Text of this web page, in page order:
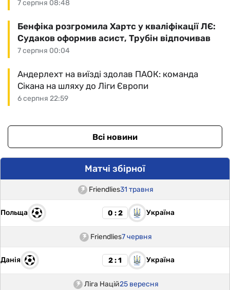
7 серпня 08:48
7 серпня 00:04
Бенфіка розгромила Хартс у кваліфікації ЛЄ:
Судаков оформив асист, Трубін відпочивав
6 серпня 22:59
Андерлехт на виїзді здолав ПАОК: команда
Сікана на шляху до Ліги Європи
Всі новини
Матчі збірної
Friendlies31 травня
Польща 0 : 2 Україна
Friendlies7 червня
Данія 2 : 1 Україна
Ліга Націй25 вересня